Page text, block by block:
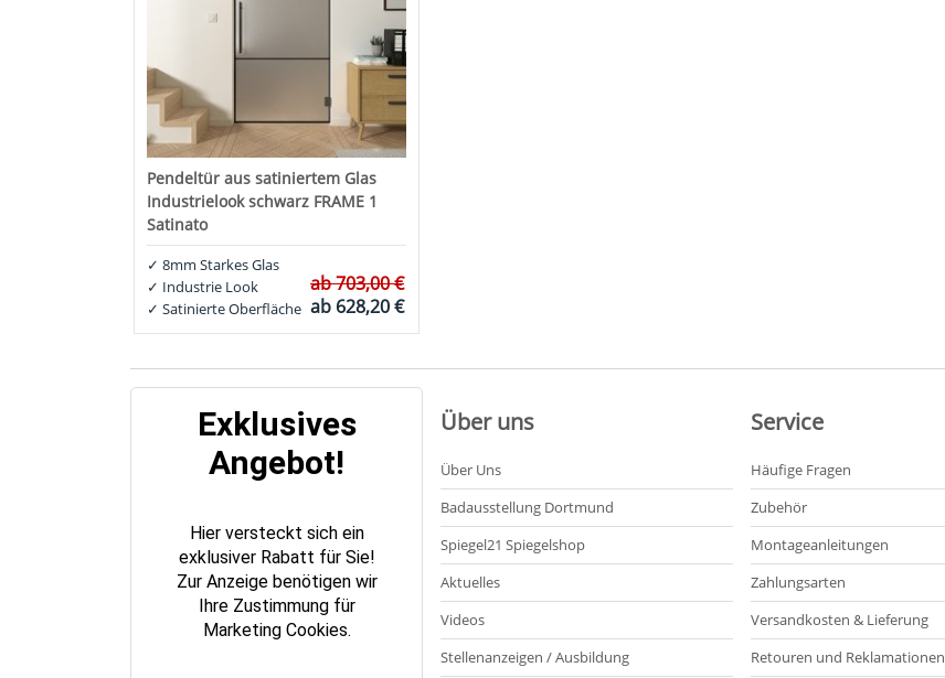
Pendeltür aus satiniertem Glas
Industrielook schwarz FRAME 1
Satinato
✓ 8mm Starkes Glas
✓ Industrie Look
✓ Satinierte Oberfläche
ab703,00 €
ab 628,20 €
Exklusives
Angebot!
Hier versteckt sich ein
exklusiver Rabatt für Sie!
Zur Anzeige benötigen wir
Ihre Zustimmung für
Marketing Cookies.
Über uns
Über Uns
Badausstellung Dortmund
Spiegel21 Spiegelshop
Aktuelles
Videos
Stellenanzeigen / Ausbildung
Service
Häufige Fragen
Zubehör
Montageanleitungen
Zahlungsarten
Versandkosten & Lieferung
Retouren und Reklamationen